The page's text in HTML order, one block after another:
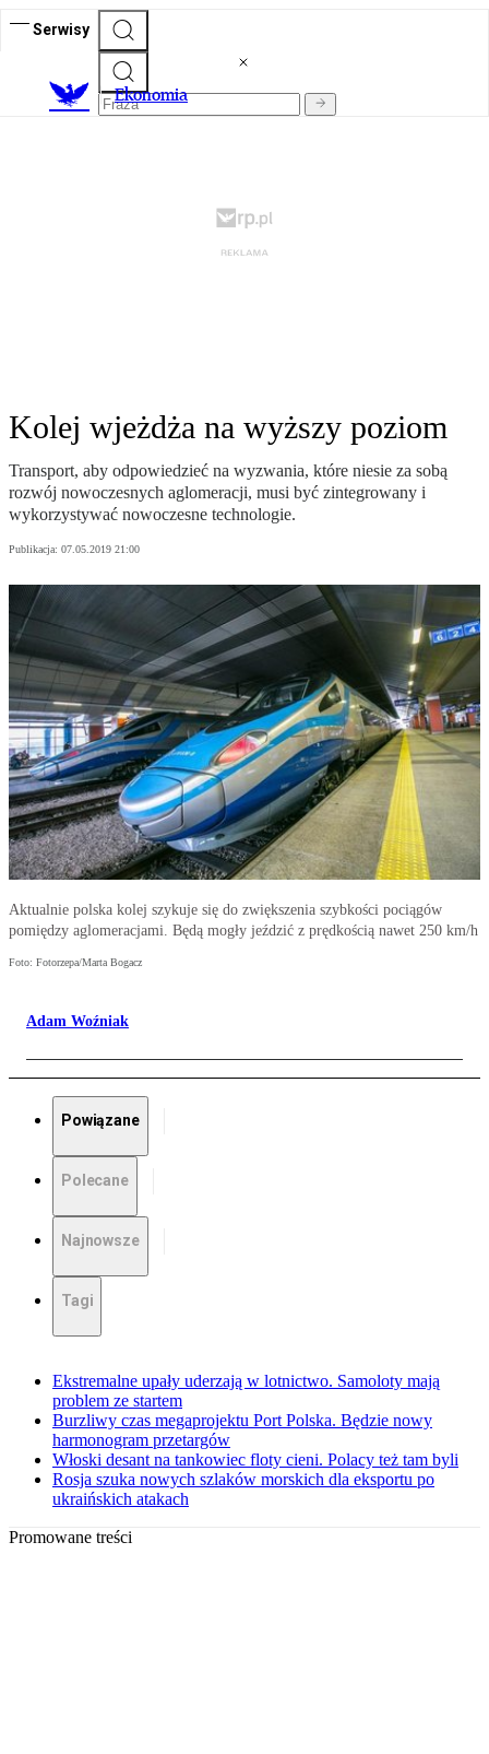
Serwisy
Ekonomia
Kolej wjeżdża na wyższy poziom
Transport, aby odpowiedzieć na wyzwania, które niesie za sobą
rozwój nowoczesnych aglomeracji, musi być zintegrowany i
wykorzystywać nowoczesne technologie.
Publikacja: 07.05.2019 21:00
Aktualnie polska kolej szykuje się do zwiększenia szybkości pociągów
pomiędzy aglomeracjami. Będą mogły jeździć z prędkością nawet 250 km/h
Foto: Fotorzepa/Marta Bogacz
Adam Woźniak
Powiązane
Polecane
Najnowsze
Tagi
Ekstremalne upały uderzają w lotnictwo. Samoloty mają
problem ze startem
Burzliwy czas megaprojektu Port Polska. Będzie nowy
harmonogram przetargów
Włoski desant na tankowiec floty cieni. Polacy też tam byli
Rosja szuka nowych szlaków morskich dla eksportu po
ukraińskich atakach
Promowane treści